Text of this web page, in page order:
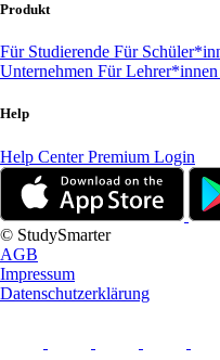
Produkt
Für Studierende Für
Unternehmen Für Lehrer*innen
Help
Help CenterPremium Login
© StudySmarter
AGB
Impressum
Datenschutzerklärung